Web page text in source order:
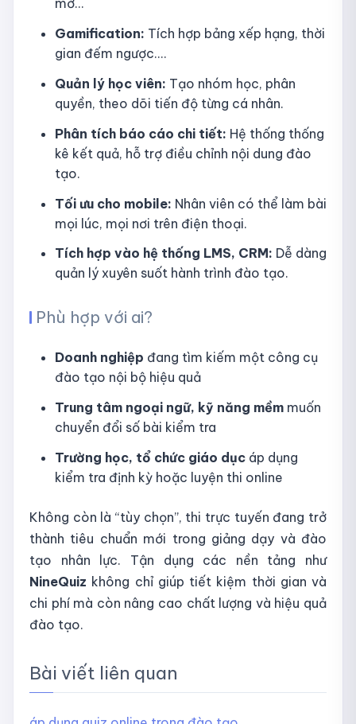
mở…
Gamification: Tích hợp bảng xếp hạng, thời
gian đếm ngược....
Quản lý học viên: Tạo nhóm học, phân
quyền, theo dõi tiến độ từng cá nhân.
Phân tích báo cáo chi tiết: Hệ thống thống
kê kết quả, hỗ trợ điều chỉnh nội dung đào
tạo.
Tối ưu cho mobile: Nhân viên có thể làm bài
mọi lúc, mọi nơi trên điện thoại.
Tích hợp vào hệ thống LMS, CRM: Dễ dàng
quản lý xuyên suốt hành trình đào tạo.
Phù hợp với ai?
Doanh nghiệp đang tìm kiếm một công cụ
đào tạo nội bộ hiệu quả
Trung tâm ngoại ngữ, kỹ năng mềm muốn
chuyển đổi số bài kiểm tra
Trường học, tổ chức giáo dục áp dụng
kiểm tra định kỳ hoặc luyện thi online
Không còn là “tùy chọn”, thi trực tuyến đang trở
thành tiêu chuẩn mới trong giảng dạy và đào
tạo nhân lực. Tận dụng các nền tảng như
NineQuiz không chỉ giúp tiết kiệm thời gian và
chi phí mà còn nâng cao chất lượng và hiệu quả
đào tạo.
Bài viết liên quan